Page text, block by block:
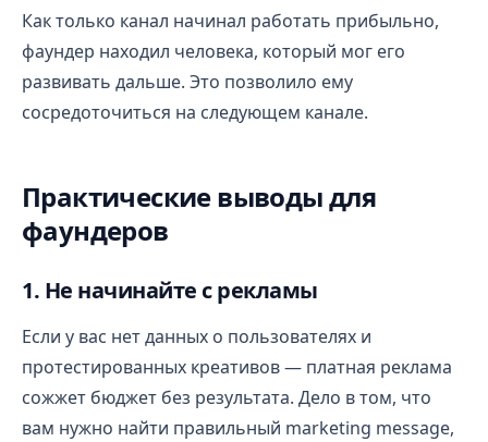
Как только канал начинал работать прибыльно,
фаундер находил человека, который мог его
развивать дальше. Это позволило ему
сосредоточиться на следующем канале.
Практические выводы для
фаундеров
1. Не начинайте с рекламы
Если у вас нет данных о пользователях и
протестированных креативов — платная реклама
сожжет бюджет без результата. Дело в том, что
вам нужно найти правильный marketing message,